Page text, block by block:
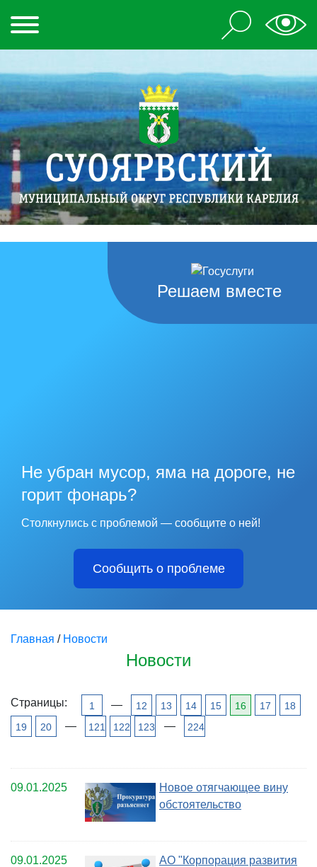
Решаем вместе
Не убран мусор, яма на дороге, не
горит фонарь?
Столкнулись с проблемой — сообщите о ней!
Сообщить о проблеме
Главная / Новости
Новости
Страницы: 1 — 12 13 14 15 16 17
18
19
20 — 121 122 123 — 224
09.01.2025
Новое отягчающее вину
обстоятельство
09.01.2025
АО "Корпорация развития